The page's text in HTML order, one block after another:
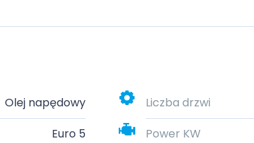
Olej napędowy Liczba drzwi
Euro 5 Power KW